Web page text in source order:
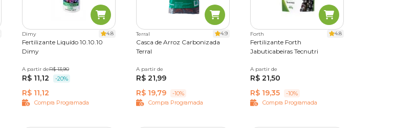
Dimy 4.8
Fertilizante Liquído 10.10.10
Dimy
120ml 500ml
A partir deR$ 13,90
R$ 11,12 -20%
R$ 11,12
Compra Programada
Terral 4.9
Casca de Arroz Carbonizada
Terral
4 L
A partir de
R$ 21,99
R$ 19,79
-10%
Compra Programada
Forth 4.8
Fertilizante Forth
Jabuticabeiras Tecnutri
400 g
A partir de
R$ 21,50
R$ 19,35
-10%
Compra Programada